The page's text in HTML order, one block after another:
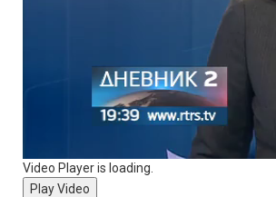
Video Player is loading.
Play Video